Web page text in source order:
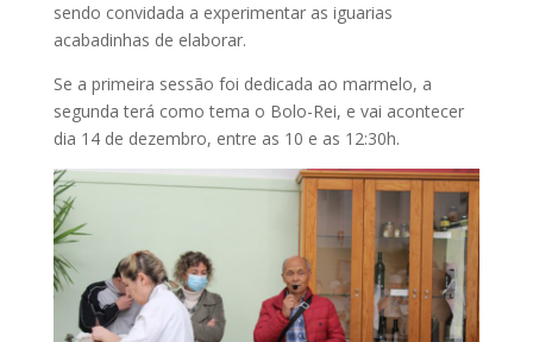
sendo convidada a experimentar as iguarias
acabadinhas de elaborar.
Se a primeira sessão foi dedicada ao marmelo, a
segunda terá como tema o Bolo-Rei, e vai acontecer
dia 14 de dezembro, entre as 10 e as 12:30h.